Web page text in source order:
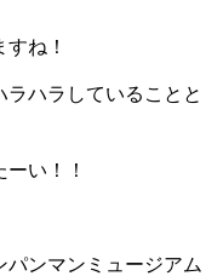
ね！
ハラしていることと
い！！
ンマンミュージアム